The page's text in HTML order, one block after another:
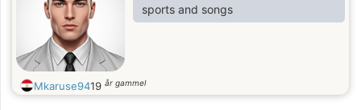
sports and songs
Mkaruse9419 år gammel